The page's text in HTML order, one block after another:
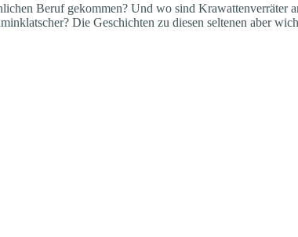
Beruf gekommen? Und wo sind Krawattenverräter
Die Geschichten zu diesen seltenen aber